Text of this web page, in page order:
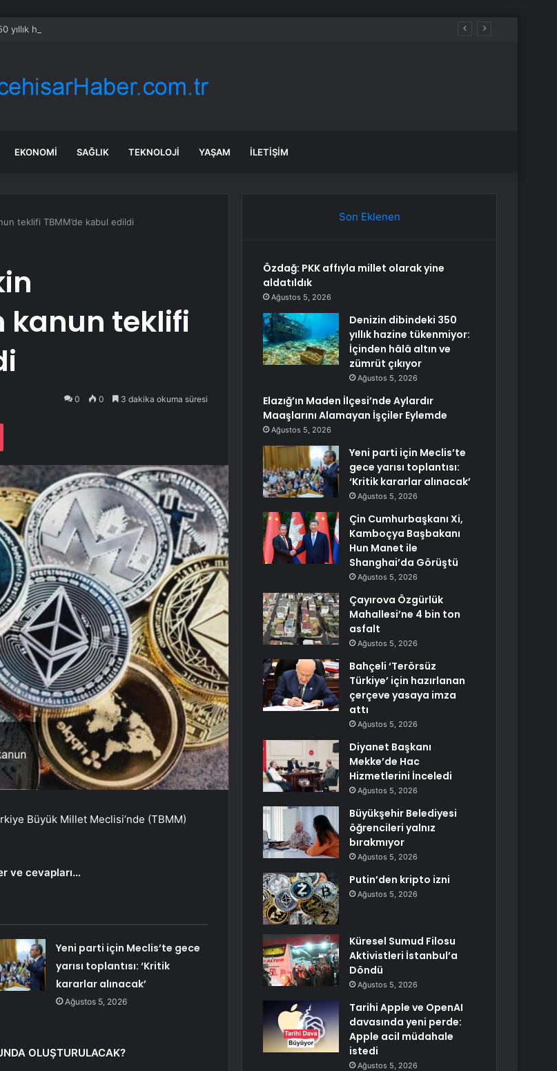
yıllık hazine tükenmiyor: İçinden hâlâ altın ve zümrüt çıkıyor
EKONOMI SAĞLIK TEKNOLOJI YAŞAM İLETIŞIM
teklifi TBMM’de kabul edildi
kanun teklifi
0 0 3 dakika okuma süresi
Pocket
Büyük Millet Meclisi’nde (TBMM)
ve cevapları…
Yeni parti için Meclis’te gece
yarısı toplantısı: ‘Kritik
kararlar alınacak’
Ağustos 5, 2026
OLUŞTURULACAK?
Son Eklenen
Özdağ: PKK affıyla millet olarak yine
aldatıldık
Ağustos 5, 2026
Denizin dibindeki 350
yıllık hazine tükenmiyor:
İçinden hâlâ altın ve
zümrüt çıkıyor
Ağustos 5, 2026
Elazığ’ın Maden İlçesi’nde Aylardır
Maaşlarını Alamayan İşçiler Eylemde
Ağustos 5, 2026
Yeni parti için Meclis’te
gece yarısı toplantısı:
‘Kritik kararlar alınacak’
Ağustos 5, 2026
Çin Cumhurbaşkanı Xi,
Kamboçya Başbakanı
Hun Manet ile
Shanghai’da Görüştü
Ağustos 5, 2026
Çayırova Özgürlük
Mahallesi’ne 4 bin ton
asfalt
Ağustos 5, 2026
Bahçeli ‘Terörsüz
Türkiye’ için hazırlanan
çerçeve yasaya imza
attı
Ağustos 5, 2026
Diyanet Başkanı
Mekke’de Hac
Hizmetlerini İnceledi
Ağustos 5, 2026
Büyükşehir Belediyesi
öğrencileri yalnız
bırakmıyor
Ağustos 5, 2026
Putin’den kripto izni
Ağustos 5, 2026
Küresel Sumud Filosu
Aktivistleri İstanbul’a
Döndü
Ağustos 5, 2026
Tarihi Apple ve OpenAI
davasında yeni perde:
Apple acil müdahale
istedi
Ağustos 5, 2026